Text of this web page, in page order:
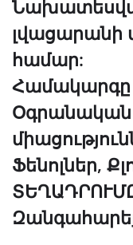
համար:
Համակարգը
Օգրանական
Ֆենոլներ,